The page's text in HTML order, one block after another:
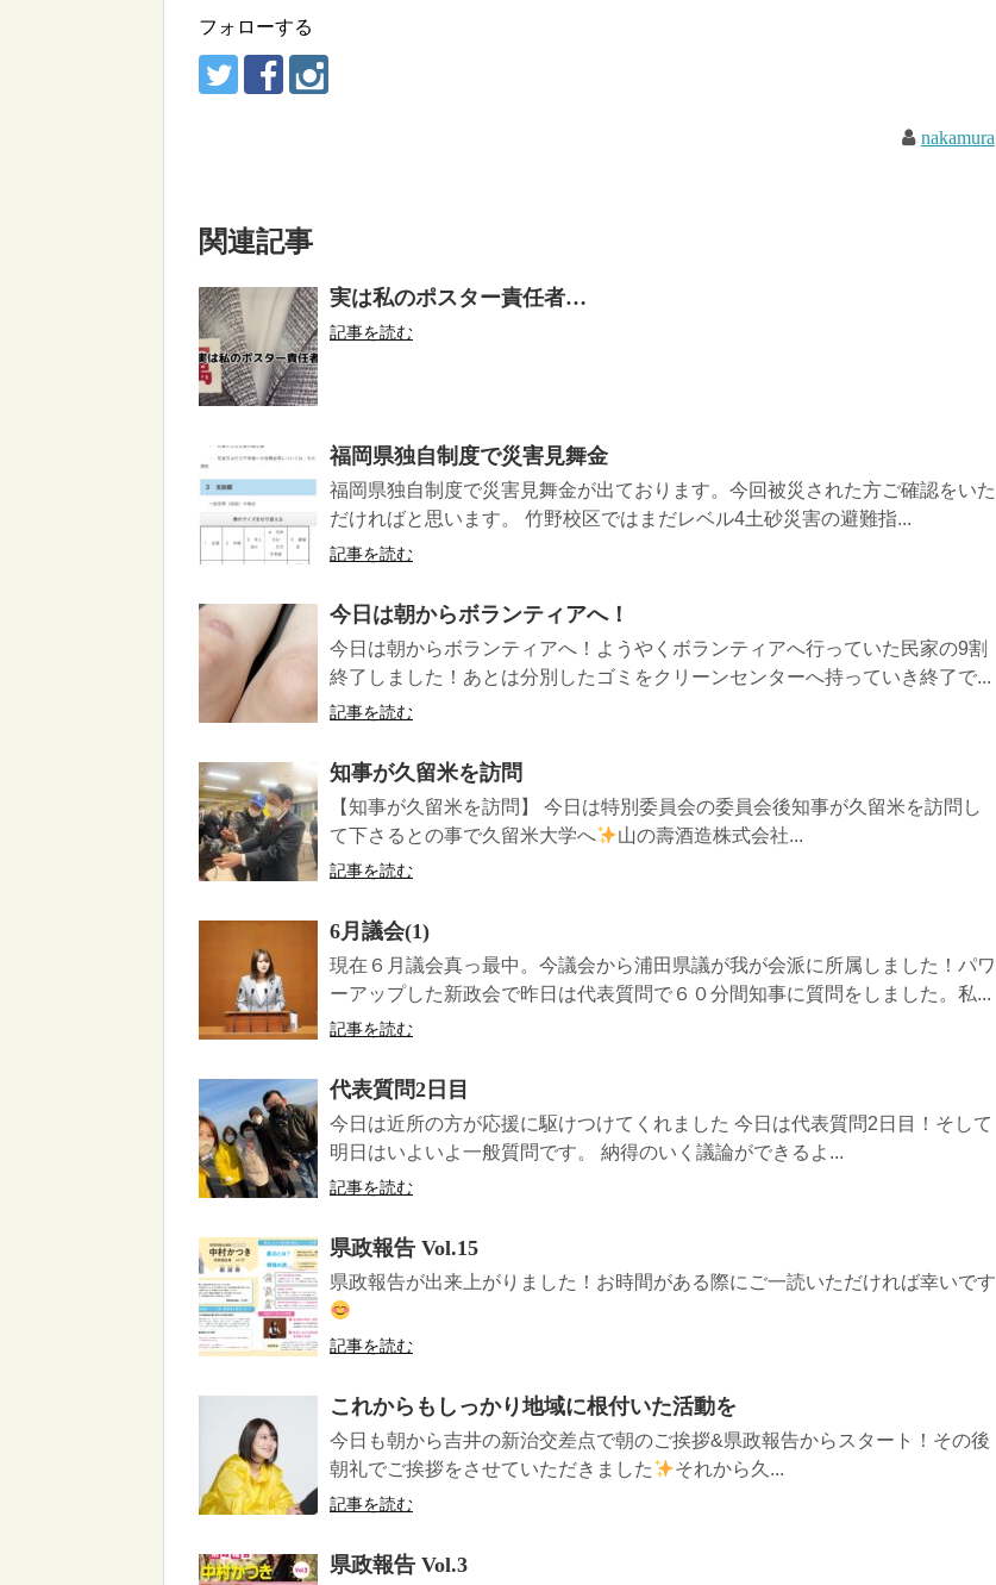
フォローする
nakamura
関連記事
実は私のポスター責任者…
記事を読む
福岡県独自制度で災害見舞金
福岡県独自制度で災害見舞金が出ております。今回被災された方ご確認をいた
だければと思います。 竹野校区ではまだレベル4土砂災害の避難指...
記事を読む
今日は朝からボランティアへ！
今日は朝からボランティアへ！ようやくボランティアへ行っていた民家の9割
終了しました！あとは分別したゴミをクリーンセンターへ持っていき終了で...
記事を読む
知事が久留米を訪問
【知事が久留米を訪問】 今日は特別委員会の委員会後知事が久留米を訪問し
て下さるとの事で久留米大学へ
山の壽酒造株式会社...
記事を読む
6月議会(1)
現在６月議会真っ最中。今議会から浦田県議が我が会派に所属しました！パワ
ーアップした新政会で昨日は代表質問で６０分間知事に質問をしました。私...
記事を読む
代表質問2日目
今日は近所の方が応援に駆けつけてくれました 今日は代表質問2日目！そして
明日はいよいよ一般質問です。 納得のいく議論ができるよ...
記事を読む
県政報告 Vol.15
県政報告が出来上がりました！お時間がある際にご一読いただければ幸いです
記事を読む
これからもしっかり地域に根付いた活動を
今日も朝から吉井の新治交差点で朝のご挨拶&県政報告からスタート！その後
朝礼でご挨拶をさせていただきました
それから久...
記事を読む
県政報告 Vol.3